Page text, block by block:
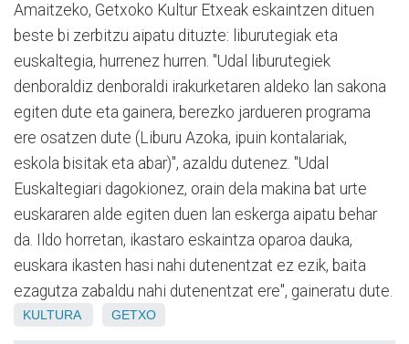
Amaitzeko, Getxoko Kultur Etxeak eskaintzen dituen
beste bi zerbitzu aipatu dituzte: liburutegiak eta
euskaltegia, hurrenez hurren. "Udal liburutegiek
denboraldiz denboraldi irakurketaren aldeko lan sakona
egiten dute eta gainera, berezko jardueren programa
ere osatzen dute (Liburu Azoka, ipuin kontalariak,
eskola bisitak eta abar)", azaldu dutenez. "Udal
Euskaltegiari dagokionez, orain dela makina bat urte
euskararen alde egiten duen lan eskerga aipatu behar
da. Ildo horretan, ikastaro eskaintza oparoa dauka,
euskara ikasten hasi nahi dutenentzat ez ezik, baita
ezagutza zabaldu nahi dutenentzat ere", gaineratu dute.
KULTURA GETXO